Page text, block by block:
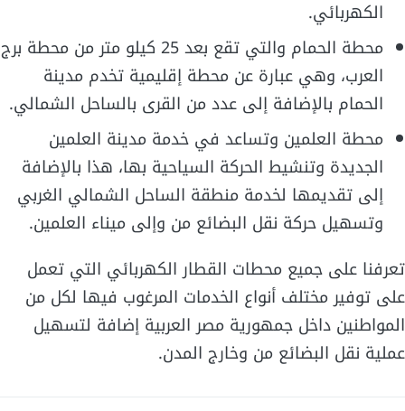
الكهربائي.
محطة الحمام والتي تقع بعد 25 كيلو متر من محطة برج
العرب، وهي عبارة عن محطة إقليمية تخدم مدينة
الحمام بالإضافة إلى عدد من القرى بالساحل الشمالي.
محطة العلمين وتساعد في خدمة مدينة العلمين
الجديدة وتنشيط الحركة السياحية بها، هذا بالإضافة
إلى تقديمها لخدمة منطقة الساحل الشمالي الغربي
وتسهيل حركة نقل البضائع من وإلى ميناء العلمين.
تعرفنا على جميع محطات القطار الكهربائي التي تعمل
على توفير مختلف أنواع الخدمات المرغوب فيها لكل من
المواطنين داخل جمهورية مصر العربية إضافة لتسهيل
عملية نقل البضائع من وخارج المدن.